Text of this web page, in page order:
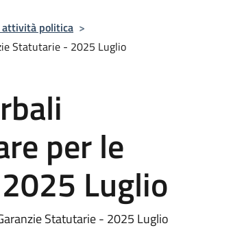
attività politica >
Statutarie - 2025 Luglio
per le
Luglio
Statutarie - 2025 Luglio